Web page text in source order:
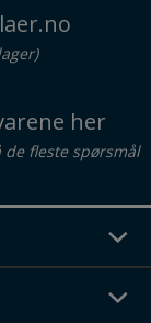
her
fleste spørsmål